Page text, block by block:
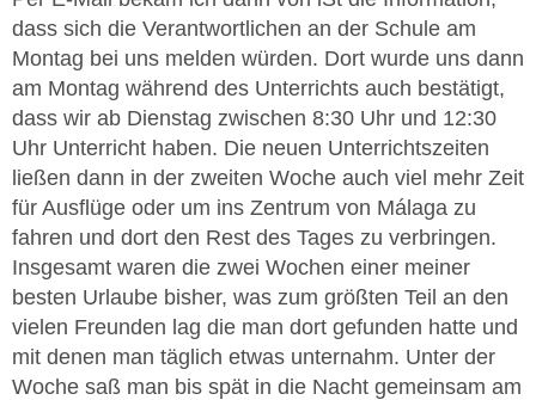
dass sich die Verantwortlichen an der Schule am
Montag bei uns melden würden. Dort wurde uns dann
am Montag während des Unterrichts auch bestätigt,
dass wir ab Dienstag zwischen 8:30 Uhr und 12:30
Uhr Unterricht haben. Die neuen Unterrichtszeiten
ließen dann in der zweiten Woche auch viel mehr Zeit
für Ausflüge oder um ins Zentrum von Málaga zu
fahren und dort den Rest des Tages zu verbringen.
Insgesamt waren die zwei Wochen einer meiner
besten Urlaube bisher, was zum größten Teil an den
vielen Freunden lag die man dort gefunden hatte und
mit denen man täglich etwas unternahm. Unter der
Woche saß man bis spät in die Nacht gemeinsam am